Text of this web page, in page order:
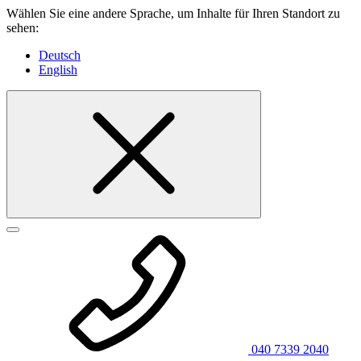
Wählen Sie eine andere Sprache, um Inhalte für Ihren Standort zu
sehen:
Deutsch
English
040 7339 2040